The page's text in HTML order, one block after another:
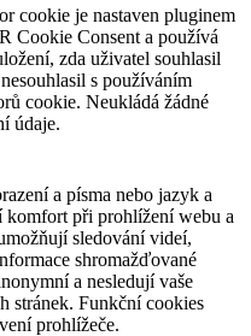
cookie je nastaven pluginem
Cookie Consent a používá
zda uživatel souhlasil
s používáním
cookie. Neukládá žádné
údaje.
a písma nebo jazyk a
komfort při prohlížení webu a
sledování videí,
shromažďované
a nesledují vaše
stránek. Funkční cookies
prohlížeče.